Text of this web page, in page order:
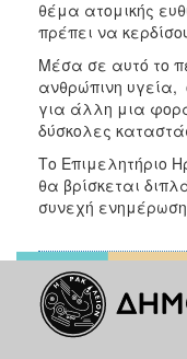
θέμα ατομικής
πρέπει να
Μέσα σε αυτό το
ανθρώπινη υγεία,
για άλλη μια
δύσκολες
Το Επιμελητήριο
θα βρίσκεται
συνεχή